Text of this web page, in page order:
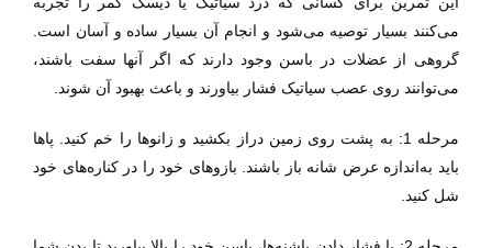
می‌کنند بسیار توصیه می‌شود و انجام آن بسیار ساده و آسان است.
گروهی از عضلات در باسن وجود دارند که اگر آنها سفت باشند،
می‌توانند روی عصب سیاتیک فشار بیاورند و باعث بهبود آن شوند.
مرحله 1: به پشت روی زمین دراز بکشید و زانوها را خم کنید. پاها
باید به‌اندازه عرض شانه باز باشند. بازوهای خود را در کناره‌های خود
شل کنید.